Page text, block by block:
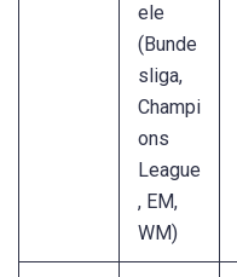
ele
(Bunde
sliga,
Champi
ons
League
, EM,
WM)